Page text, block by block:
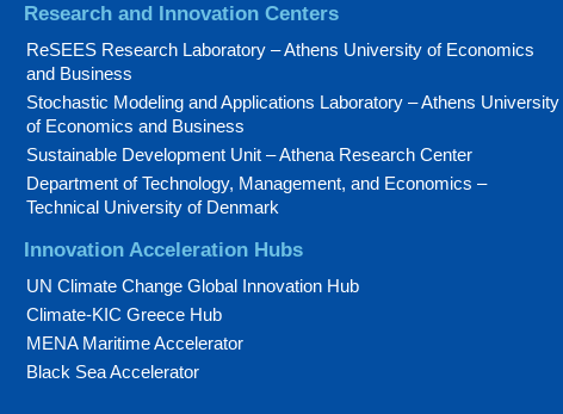
Research and Innovation Centers
ReSEES Research Laboratory – Athens University of Economics
and Business
Stochastic Modeling and Applications Laboratory – Athens University
of Economics and Business
Sustainable Development Unit – Athena Research Center
Department of Technology, Management, and Economics –
Technical University of Denmark
Innovation Acceleration Hubs
UN Climate Change Global Innovation Hub
Climate-KIC Greece Hub
MENA Maritime Accelerator
Black Sea Accelerator